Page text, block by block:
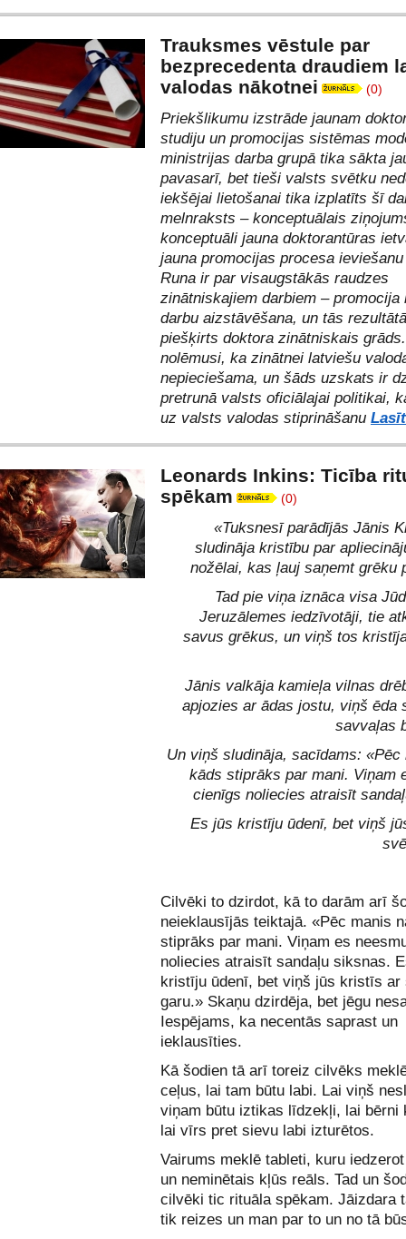
Trauksmes vēstule par
bezprecedenta draudiem
valodas nākotnei
(0)
Priekšlikumu izstrāde jaunam
studiju un promocijas sistēmas
ministrijas darba grupā tika sākta
pavasarī, bet tieši valsts svētku
iekšējai lietošanai tika izplatīts šī
melnraksts – konceptuālais
konceptuāli jauna doktorantūras
jauna promocijas procesa
Runa ir par visaugstākās raudzes
zinātniskajiem darbiem – promocija
darbu aizstāvēšana, un tās
piešķirts doktora zinātniskais
nolēmusi, ka zinātnei latviešu
nepieciešama, un šāds uzskats ir
pretrunā valsts oficiālajai politikai,
uz valsts valodas stiprināšanu
Leonards Inkins: Ticība
spēkam
(0)
«Tuksnesī parādījās Jānis
sludināja kristību par
nožēlai, kas ļauj saņemt grēku
Tad pie viņa iznāca visa
Jeruzālemes iedzīvotāji, tie
savus grēkus, un viņš tos
Jānis valkāja kamieļa vilnas
apjozies ar ādas jostu, viņš ēda
savvaļas
Un viņš sludināja, sacīdams: «Pēc
kāds stiprāks par mani. Viņam
cienīgs noliecies atraisīt
Es jūs kristīju ūdenī, bet viņš
Cilvēki to dzirdot, kā to darām arī
neieklausījās teiktajā. «Pēc manis
stiprāks par mani. Viņam es
noliecies atraisīt sandaļu siksnas.
kristīju ūdenī, bet viņš jūs kristīs ar
garu.» Skaņu dzirdēja, bet jēgu
Iespējams, ka necentās saprast un
ieklausīties.
Kā šodien tā arī toreiz cilvēks
ceļus, lai tam būtu labi. Lai viņš
viņam būtu iztikas līdzekļi, lai bērni
lai vīrs pret sievu labi izturētos.
Vairums meklē tableti, kuru
un neminētais kļūs reāls. Tad un
cilvēki tic rituāla spēkam. Jāizdara
tik reizes un man par to un no tā